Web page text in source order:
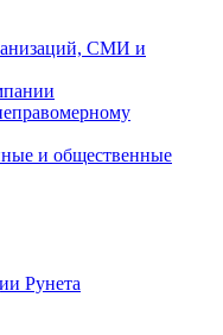
СМИ и
и общественные
Рунета